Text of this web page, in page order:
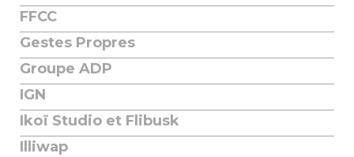
FFCC
Gestes Propres
Groupe ADP
IGN
Ikoï Studio et Flibusk
Illiwap